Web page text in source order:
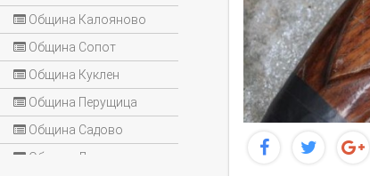
Община Калояново
Община Сопот
Община Куклен
Община Перущица
Община Садово
Община Лъки